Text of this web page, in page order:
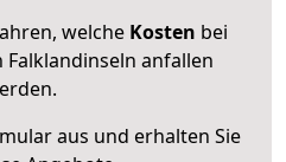
welche Kosten bei
Falklandinseln anfallen
aus und erhalten Sie